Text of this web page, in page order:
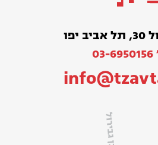
יפו